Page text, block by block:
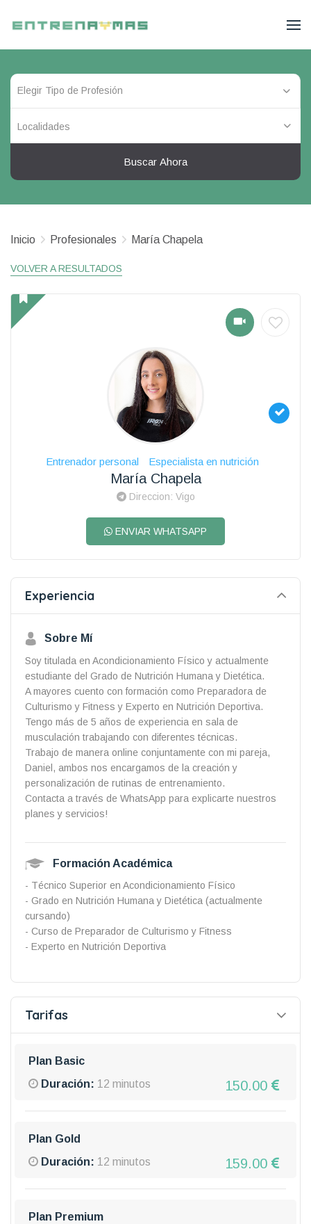
Localidades
Buscar Ahora
Inicio Profesionales María Chapela
VOLVER A RESULTADOS
Entrenador personal Especialista en nutrición
María Chapela
Direccion: Vigo
ENVIAR WHATSAPP
Experiencia
Sobre Mí
Soy titulada en Acondicionamiento Físico y actualmente
estudiante del Grado de Nutrición Humana y Dietética.
A mayores cuento con formación como Preparadora de
Culturismo y Fitness y Experto en Nutrición Deportiva.
Tengo más de 5 años de experiencia en sala de
musculación trabajando con diferentes técnicas.
Trabajo de manera online conjuntamente con mi pareja,
Daniel, ambos nos encargamos de la creación y
personalización de rutinas de entrenamiento.
Contacta a través de WhatsApp para explicarte nuestros
planes y servicios!
Formación Académica
- Técnico Superior en Acondicionamiento Físico
- Grado en Nutrición Humana y Dietética (actualmente
cursando)
- Curso de Preparador de Culturismo y Fitness
- Experto en Nutrición Deportiva
Tarifas
Plan Basic
Duración: 12 minutos 150.00
Plan Gold
Duración: 12 minutos 159.00
Plan Premium